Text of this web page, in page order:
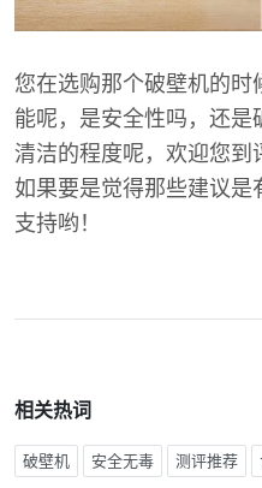
您在选购那个破壁机的时
能呢，是安全性吗，还是
清洁的程度呢，欢迎您到
如果要是觉得那些建议是
支持哟！
相关热词
破壁机 安全无毒 测评推荐